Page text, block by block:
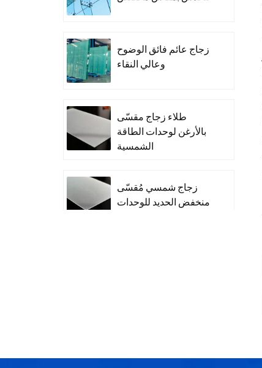
زجاج عائم فائق الوضوح
وعالي النقاء
طلاء زجاج مقسّى
بالأرغن لوحدات الطاقة
الشمسية
زجاج شمسي مُقسّى
منخفض الحديد للوحدات